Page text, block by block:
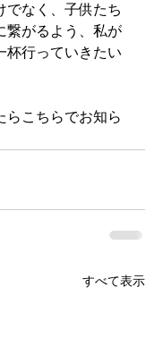
でなく、子供たち
繋がるよう、私が
杯行っていきたい
らこちらでお知ら
すべて表示